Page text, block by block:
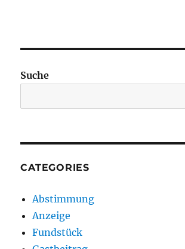
Suche
CATEGORIES
Abstimmung
Anzeige
Fundstück